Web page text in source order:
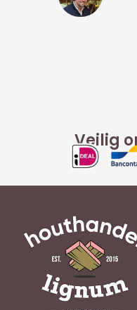
Veilig